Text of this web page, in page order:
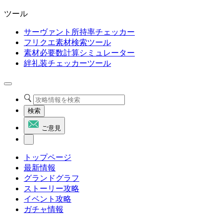
ツール
サーヴァント所持率チェッカー
フリクエ素材検索ツール
素材必要数計算シミュレーター
絆礼装チェッカーツール
検索
ご意見
トップページ
最新情報
グランドグラフ
ストーリー攻略
イベント攻略
ガチャ情報